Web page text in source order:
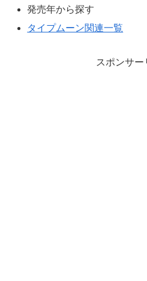
発売年から探す
タイプムーン関連一覧
スポンサー